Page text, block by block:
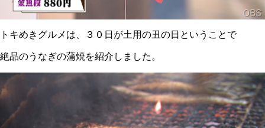
トキめきグルメは、３０日が土用の丑の日ということで
絶品のうなぎの蒲焼を紹介しました。